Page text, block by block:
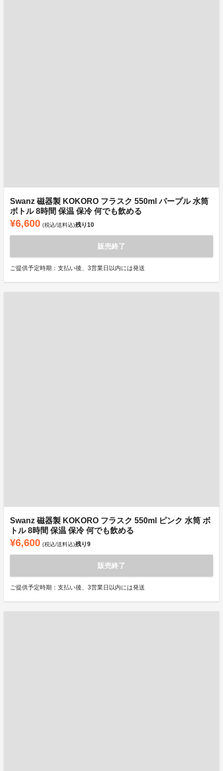
Swanz 磁器製 KOKORO フラスク 550ml パープル 水筒
ボトル 8時間 保温 保冷 何でも飲める
¥6,600 (税込/送料込)残り10
販売終了
ご提供予定時期：支払い後、3営業日以内には発送
Swanz 磁器製 KOKORO フラスク 550ml ピンク 水筒 ボ
トル 8時間 保温 保冷 何でも飲める
¥6,600 (税込/送料込)残り9
販売終了
ご提供予定時期：支払い後、3営業日以内には発送